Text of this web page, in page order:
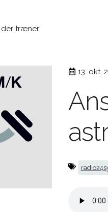
der træner
13. okt.